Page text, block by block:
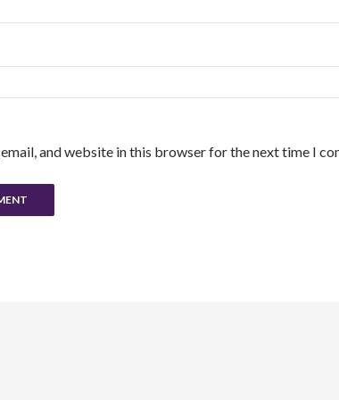
email, and website in this browser for the next time I